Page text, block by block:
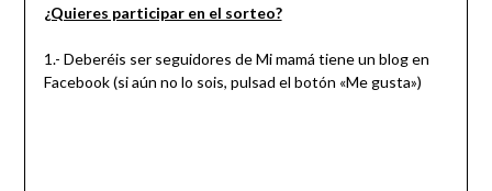
¿Quieres participar en el sorteo?
1.- Deberéis ser seguidores de Mi mamá tiene un blog en
Facebook (si aún no lo sois, pulsad el botón «Me gusta»)